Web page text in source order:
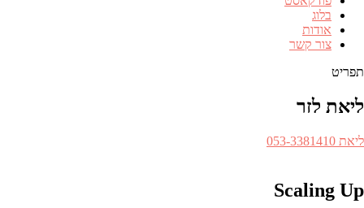
בלוג
אודות
צור קשר
תפריט
ליאת לזר
מספר
ליאת 053-3381410​
Scaling Up